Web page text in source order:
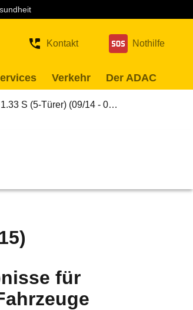
Kontakt Nothilfe
Verkehr Der ADAC
S (5-Türer) (09/14 - 0…
für